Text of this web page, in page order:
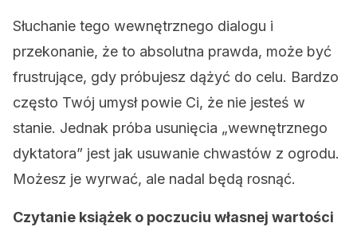
Słuchanie tego wewnętrznego dialogu i
przekonanie, że to absolutna prawda, może być
frustrujące, gdy próbujesz dążyć do celu. Bardzo
często Twój umysł powie Ci, że nie jesteś w
stanie. Jednak próba usunięcia „wewnętrznego
dyktatora” jest jak usuwanie chwastów z ogrodu.
Możesz je wyrwać, ale nadal będą rosnąć.
Czytanie książek o poczuciu własnej wartości